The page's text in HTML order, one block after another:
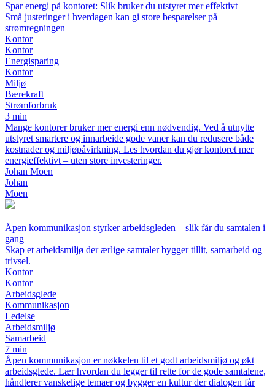
Spar energi på kontoret: Slik bruker du utstyret mer effektivt
Små justeringer i hverdagen kan gi store besparelser på
strømregningen
Kontor
Kontor
Energisparing
Kontor
Miljø
Bærekraft
Strømforbruk
3 min
Mange kontorer bruker mer energi enn nødvendig. Ved å utnytte
utstyret smartere og innarbeide gode vaner kan du redusere både
kostnader og miljøpåvirkning. Les hvordan du gjør kontoret mer
energieffektivt – uten store investeringer.
Johan Moen
Johan
Moen
Åpen kommunikasjon styrker arbeidsgleden – slik får du samtalen i
gang
Skap et arbeidsmiljø der ærlige samtaler bygger tillit, samarbeid og
trivsel.
Kontor
Kontor
Arbeidsglede
Kommunikasjon
Ledelse
Arbeidsmiljø
Samarbeid
7 min
Åpen kommunikasjon er nøkkelen til et godt arbeidsmiljø og økt
arbeidsglede. Lær hvordan du legger til rette for de gode samtalene,
håndterer vanskelige temaer og bygger en kultur der dialogen får